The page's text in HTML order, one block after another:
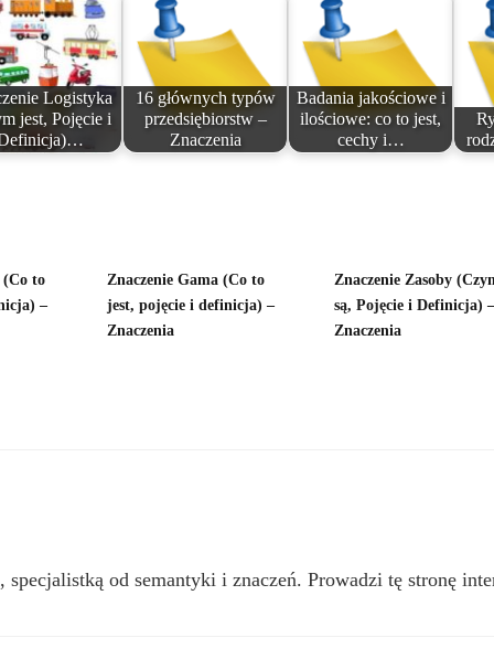
Logistyka
jest, Pojęcie i
16 głównych typów
przedsiębiorstw –
Znaczenia
Badania jakościowe i
ilościowe: co to jest,
cechy i…
(Co to
–
Znaczenie Gama (Co to
jest, pojęcie i definicja) –
Znaczenia
Znaczenie Zasoby
są, Pojęcie i Definicja) –
Znaczenia
od semantyki i znaczeń. Prowadzi tę stronę